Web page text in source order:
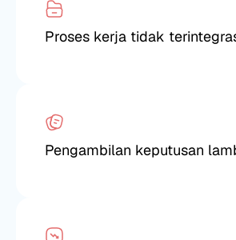
Proses kerja tidak
Pengambilan keputusan